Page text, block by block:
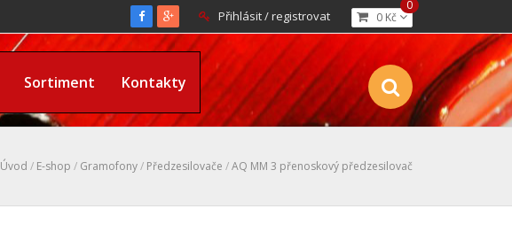
0 Kč
0
Přihlásit / registrovat
Sortiment Kontakty
Úvod / E-shop / Gramofony/ Předzesilovače /AQ MM 3 přenoskový předzesilovač